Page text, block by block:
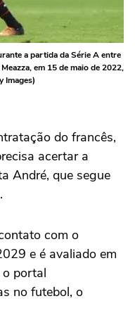
a partida da Série A entre
em 15 de maio de 2022,
Images)
do francês,
acertar a
André, que segue
com o
e é avaliado em
o portal
no futebol, o